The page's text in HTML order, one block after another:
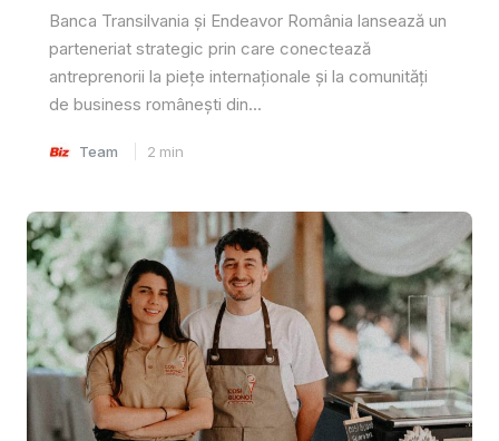
Banca Transilvania și Endeavor România lansează un
parteneriat strategic prin care conectează
antreprenorii la piețe internaționale și la comunități
de business românești din...
Team 2 min